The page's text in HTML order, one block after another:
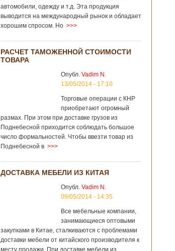
автомобили, одежду и т.д. Эта продукция
выводится на международный рынок и обладает
хорошим спросом. Но >>>
РАСЧЕТ ТАМОЖЕННОЙ СТОИМОСТИ
ТОВАРА
Опубл. Vadim N.
13/05/2014 - 17:10
Торговые операции с КНР
приобретают огромный
размах. При этом при доставке грузов из
Поднебесной приходится соблюдать большое
число формальностей. Чтобы ввезти товар из
Поднебесной в >>>
ДОСТАВКА МЕБЕЛИ ИЗ КИТАЯ
Опубл. Vadim N.
09/05/2014 - 14:35
Все мебельные компании,
занимающиеся оптовыми
закупками в Китае, сталкиваются с проблемами
доставки мебели от китайского производителя к
месту продажи. При доставке мебели из